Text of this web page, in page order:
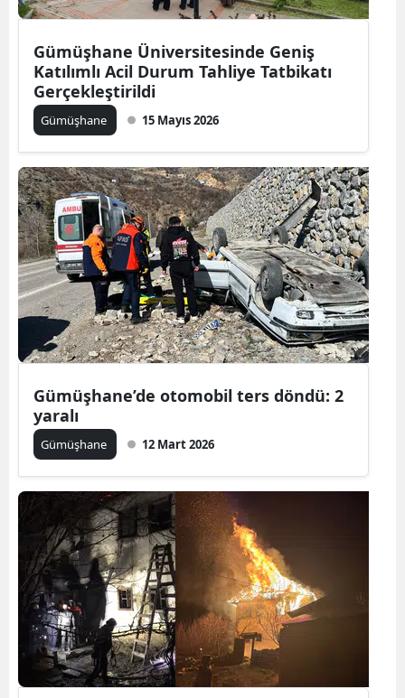
Muğla
Niğde
Ordu
Rize
Sakarya
Samsun
Siirt
Sinop
Tekirdağ
Tokat
Trabzon
Tunceli
Şanlıurfa
Uşak
Van
Gümüşhane Üniversitesinde Geniş
Katılımlı Acil Durum Tahliye Tatbikatı
Gerçekleştirildi
Gümüşhane 15 Mayıs 2026
Gümüşhane’de otomobil ters döndü: 2
yaralı
Gümüşhane 12 Mart 2026